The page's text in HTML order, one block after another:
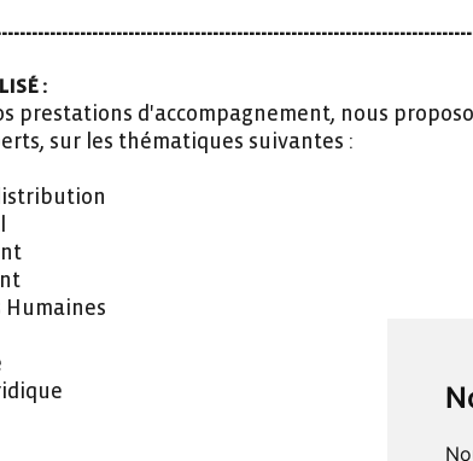
:
prestations d'accompagnement, nous
sur les thématiques suivantes :
Humaines